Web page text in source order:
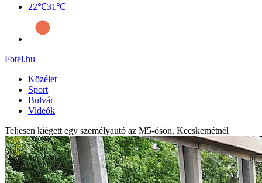
22℃31℃
Fotel.hu
Közélet
Sport
Bulvár
Videók
Teljesen kiégett egy személyautó az M5-ösön, Kecskemétnél